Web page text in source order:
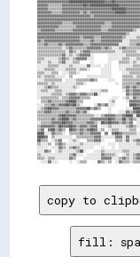
copy to
fill: